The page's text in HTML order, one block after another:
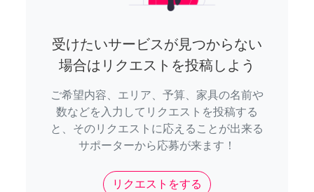
受けたいサービスが見つからない
場合はリクエストを投稿しよう
ご希望内容、エリア、予算、家具の名前や
数などを入力してリクエストを投稿する
と、そのリクエストに応えることが出来る
サポーターから応募が来ます！
リクエストをする